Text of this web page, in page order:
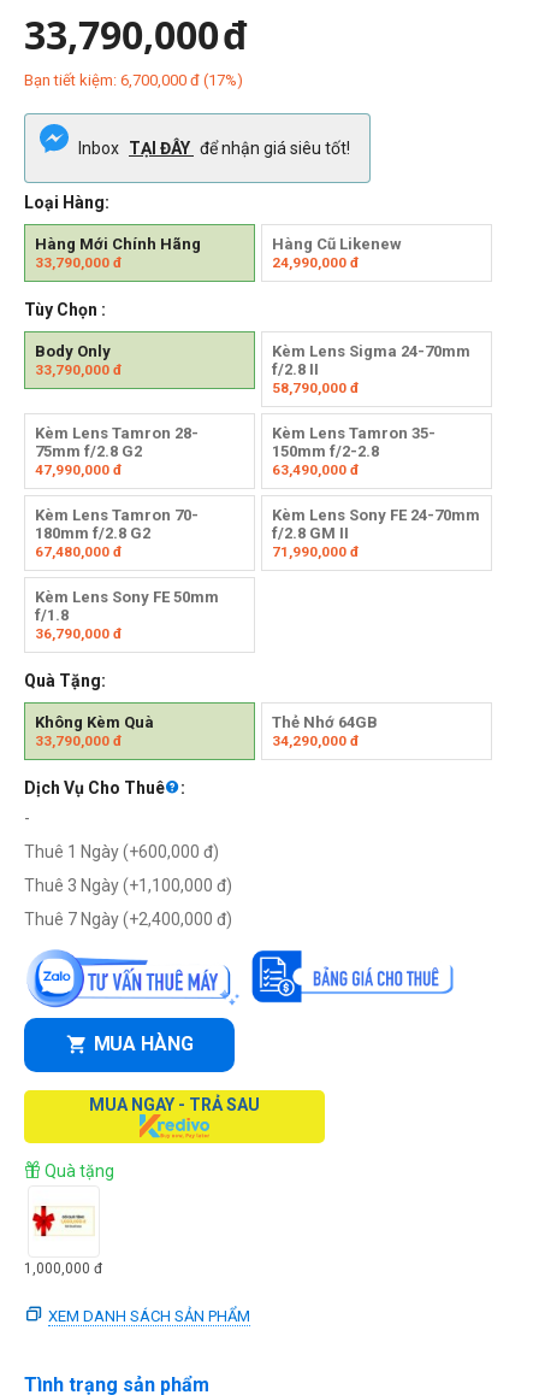
33,790,000đ
Bạn tiết kiệm: 6,700,000 đ (17%)
Inbox TẠI ĐÂY để nhận giá siêu tốt!
Loại Hàng:
Hàng Mới Chính Hãng
33,790,000 đ
Hàng Cũ Likenew
24,990,000đ
Tùy Chọn :
Body Only
33,790,000 đ
Kèm Lens Sigma 24-70mm
f/2.8 II
58,790,000đ
Kèm Lens Tamron 28-
75mm f/2.8 G2
47,990,000 đ
Kèm Lens Tamron 35-
150mm f/2-2.8
63,490,000đ
Kèm Lens Tamron 70-
180mm f/2.8 G2
67,480,000 đ
Kèm Lens Sony FE 24-70mm
f/2.8 GM II
71,990,000đ
Kèm Lens Sony FE 50mm
f/1.8
36,790,000 đ
Quà Tặng:
Không Kèm Quà
33,790,000 đ
Thẻ Nhớ 64GB
34,290,000đ
Dịch Vụ Cho Thuê
:
-
Thuê 1 Ngày (+600,000 đ)
Thuê 3 Ngày (+1,100,000 đ)
Thuê 7 Ngày (+2,400,000 đ)
MUA HÀNG
MUA NGAY - TRẢ SAU
Quà tặng
1,000,000 đ
XEM DANH SÁCH SẢN PHẨM
Tình trạng sản phẩm